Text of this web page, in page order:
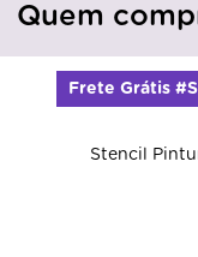
Quem
Stencil
Frete Grátis